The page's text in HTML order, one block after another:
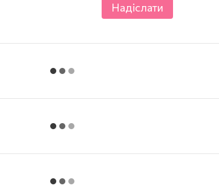
Надіслати